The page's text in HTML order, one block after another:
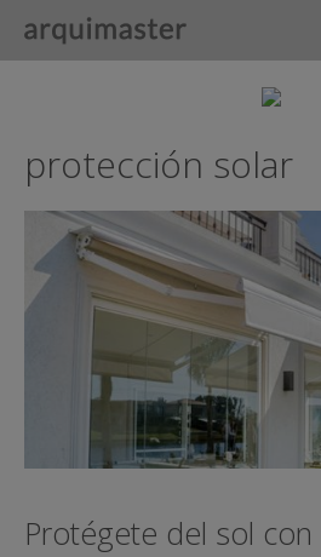
protección solar
Protégete del sol